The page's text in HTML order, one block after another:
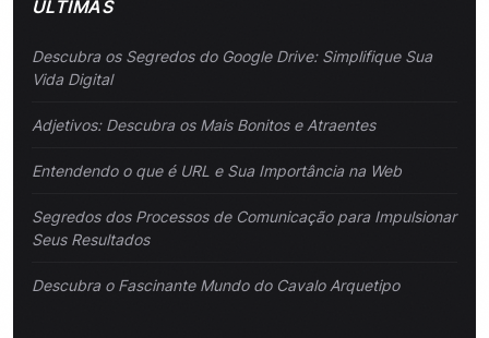
ULTIMAS
Descubra os Segredos do Google Drive: Simplifique Sua
Vida Digital
Adjetivos: Descubra os Mais Bonitos e Atraentes
Entendendo o que é URL e Sua Importância na Web
Segredos dos Processos de Comunicação para Impulsionar
Seus Resultados
Descubra o Fascinante Mundo do Cavalo Arquetipo